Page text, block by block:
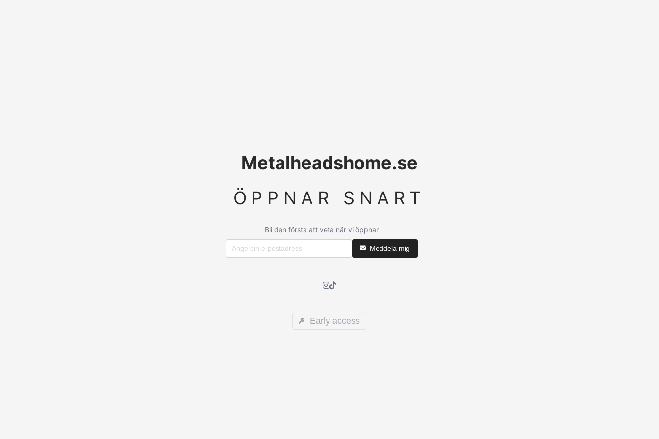
Metalheadshome.se
ÖPPNAR SNART
Bli den första att veta när vi öppnar
Meddela mig
Early access